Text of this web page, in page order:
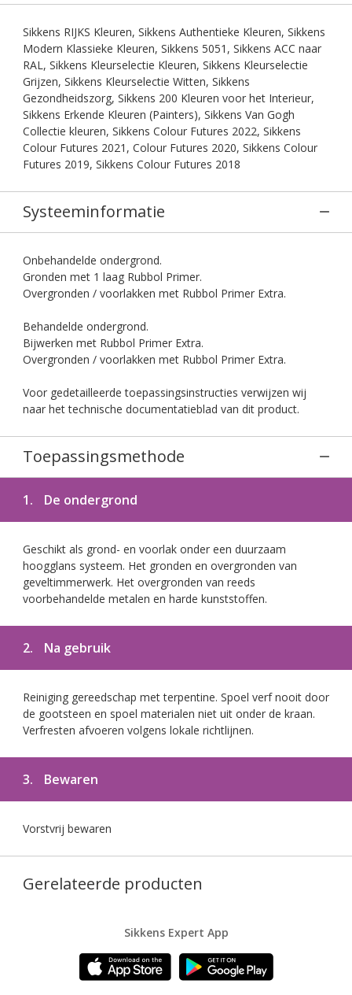
Sikkens RIJKS Kleuren, Sikkens Authentieke Kleuren, Sikkens
Modern Klassieke Kleuren, Sikkens 5051, Sikkens ACC naar
RAL, Sikkens Kleurselectie Kleuren, Sikkens Kleurselectie
Grijzen, Sikkens Kleurselectie Witten, Sikkens
Gezondheidszorg, Sikkens 200 Kleuren voor het Interieur,
Sikkens Erkende Kleuren (Painters), Sikkens Van Gogh
Collectie kleuren, Sikkens Colour Futures 2022, Sikkens
Colour Futures 2021, Colour Futures 2020, Sikkens Colour
Futures 2019, Sikkens Colour Futures 2018
Systeeminformatie
Onbehandelde ondergrond.
Gronden met 1 laag Rubbol Primer.
Overgronden / voorlakken met Rubbol Primer Extra.
Behandelde ondergrond.
Bijwerken met Rubbol Primer Extra.
Overgronden / voorlakken met Rubbol Primer Extra.
Voor gedetailleerde toepassingsinstructies verwijzen wij
naar het technische documentatieblad van dit product.
Toepassingsmethode
1. De ondergrond
Geschikt als grond- en voorlak onder een duurzaam
hoogglans systeem. Het gronden en overgronden van
geveltimmerwerk. Het overgronden van reeds
voorbehandelde metalen en harde kunststoffen.
2. Na gebruik
Reiniging gereedschap met terpentine. Spoel verf nooit door
de gootsteen en spoel materialen niet uit onder de kraan.
Verfresten afvoeren volgens lokale richtlijnen.
3. Bewaren
Vorstvrij bewaren
Gerelateerde producten
Sikkens Expert App